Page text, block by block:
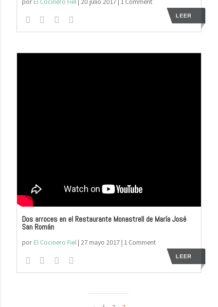
LEER
Dos arroces en el Restaurante Monastrell de María José
San Román
por El Cocinero Fiel| 27 mayo 2017| 1 Comment
LEER